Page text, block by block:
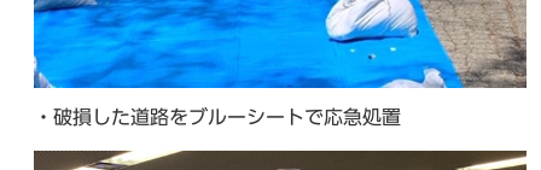
・破損した道路をブルーシートで応急処置